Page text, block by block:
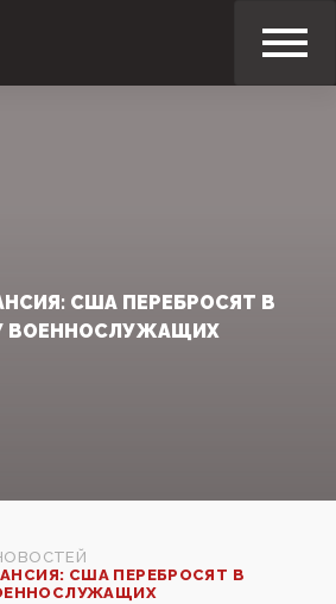
США ПЕРЕБРОСЯТ В
ВОЕННОСЛУЖАЩИХ
США ПЕРЕБРОСЯТ В